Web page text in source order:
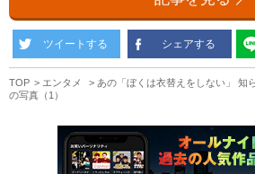
ツイートする シェアする
TOP エンタメ
あの「ぼくは衣替えをしない」 知
の写真（1）